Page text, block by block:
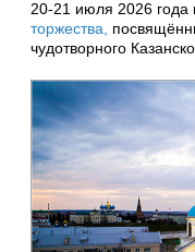
20-21 июля 2026 года
торжества
чудотворного